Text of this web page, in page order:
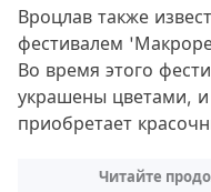
Вроцлав также
фестивалем
Во время этого
украшены цветами,
приобретает
Читайте